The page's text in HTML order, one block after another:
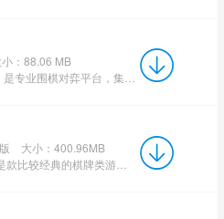
小：88.06 MB
大小：400.96MB
欢乐斗地主官方版是款比较经典的棋牌类游戏。欢乐斗地主中不仅包含斗地主的经典玩法、癞子玩...